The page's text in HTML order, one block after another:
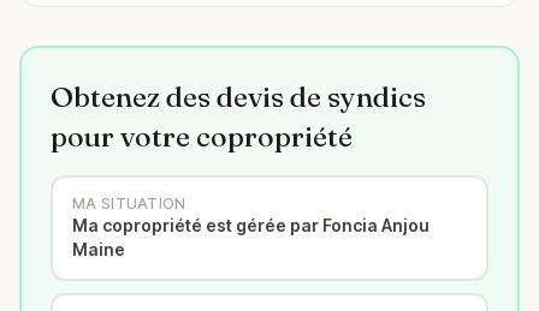
Obtenez des devis de syndics
pour votre copropriété
MA SITUATION
Ma copropriété est gérée par Foncia Anjou
Maine